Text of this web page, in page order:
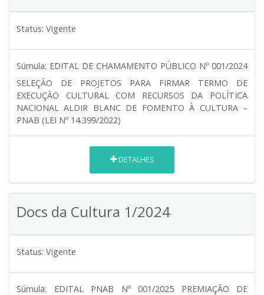
Status: Vigente
Súmula: EDITAL DE CHAMAMENTO PÚBLICO Nº 001/2024
SELEÇÃO DE PROJETOS PARA FIRMAR TERMO DE
EXECUÇÃO CULTURAL COM RECURSOS DA POLÍTICA
NACIONAL ALDIR BLANC DE FOMENTO À CULTURA –
PNAB (LEI Nº 14.399/2022)
DETALHES
Docs da Cultura 1/2024
Status: Vigente
Súmula:
EDITAL PNAB Nº 001/2025 PREMIAÇÃO DE